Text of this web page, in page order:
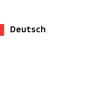
Deutsch